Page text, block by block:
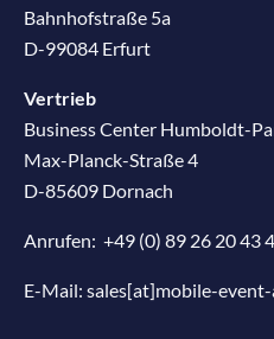
Bahnhofstraße 5a
D-99084 Erfurt
Vertrieb
Business Center Humboldt-
Max-Planck-Straße 4
D-85609 Dornach
Anrufen: +49 (0) 89 26 20 43
E-Mail: sales[at]mobile-